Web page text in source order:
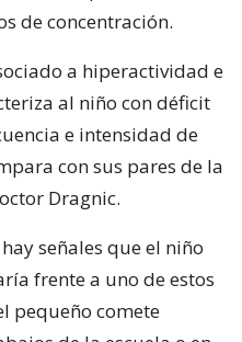
de concentración.
a hiperactividad e
al niño con déficit
e intensidad de
con sus pares de la
Dragnic.
señales que el niño
frente a uno de estos
pequeño comete